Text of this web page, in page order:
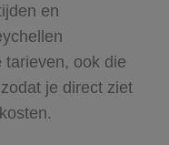
en
tarieven, ook die
je direct ziet